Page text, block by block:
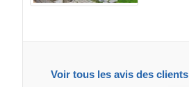
Voir tous les avis des clients